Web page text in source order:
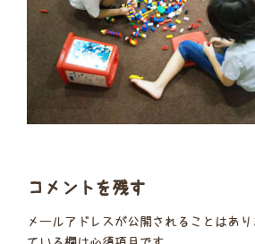
コメントを残す
メールアドレスが公開されることはあり